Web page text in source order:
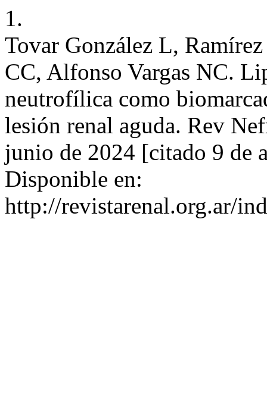
1.
Tovar González L,
CC, Alfonso Vargas NC.
neutrofílica como
lesión renal aguda. Rev
junio de 2024 [citado 9 de
Disponible en:
http://revistarenal.org.ar/